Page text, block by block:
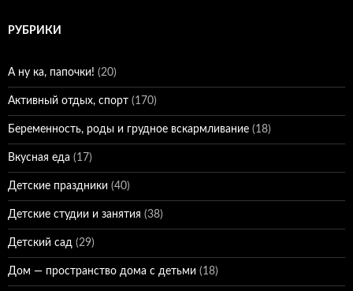
РУБРИКИ
А ну ка, папочки! (20)
Активный отдых, спорт (170)
Беременность, роды и грудное вскармливание (18)
Вкусная еда (17)
Детские праздники (40)
Детские студии и занятия (38)
Детский сад (29)
Дом — пространство дома с детьми (18)